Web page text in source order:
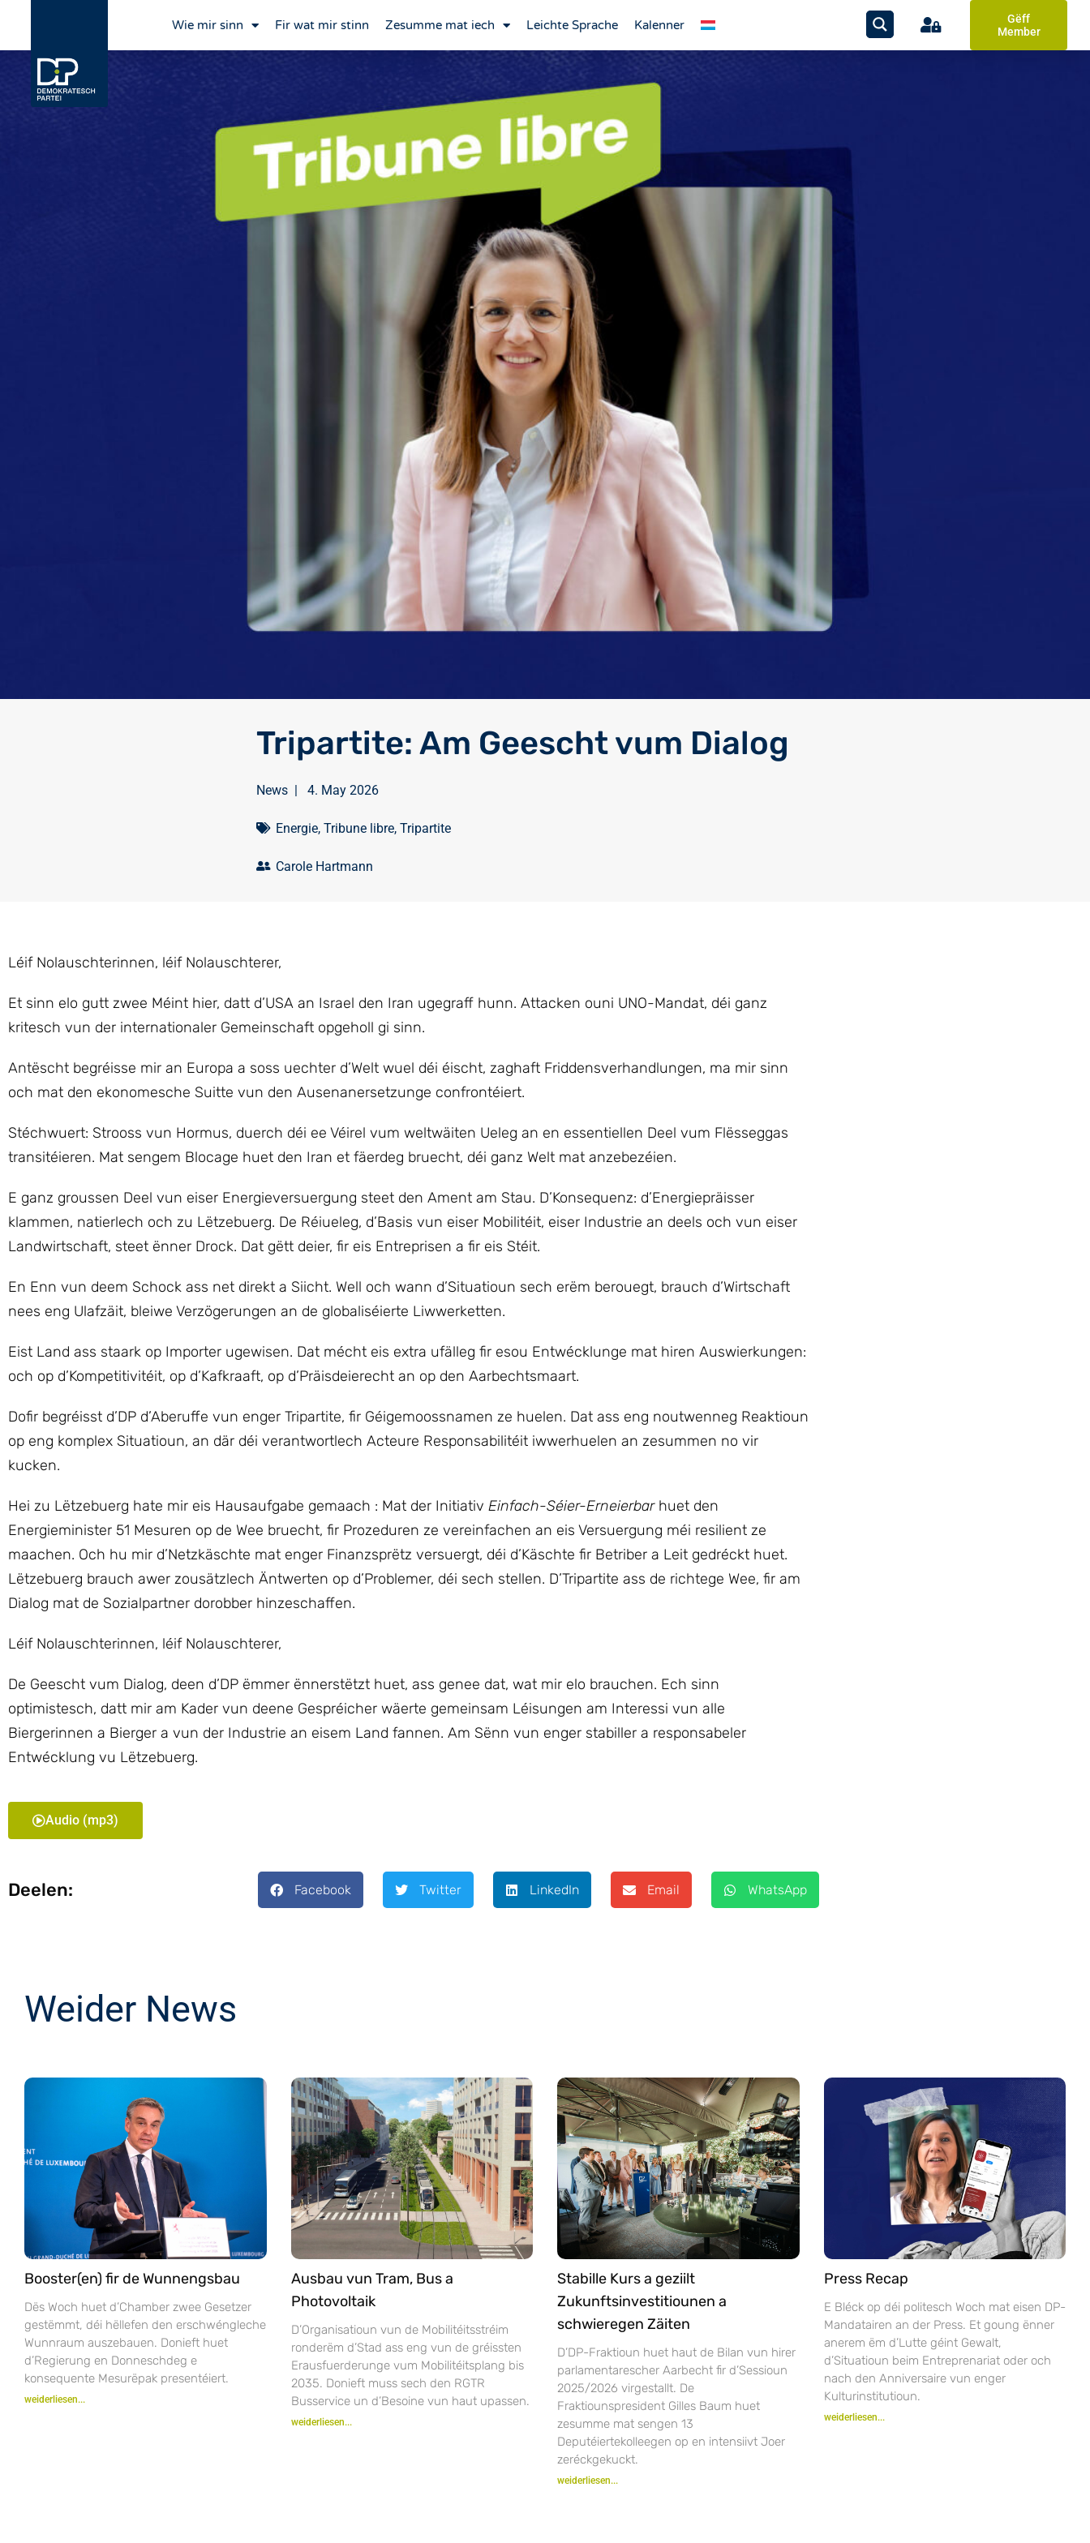
Wie mir sinn Fir wat mir stinn Zesumme mat iech Leichte Sprache Kalenner
Gëff
Member
Tripartite: Am Geescht vum Dialog
News| 4. May 2026
Energie, Tribune libre, Tripartite
Carole Hartmann
Léif Nolauschterinnen, léif Nolauschterer,
Et sinn elo gutt zwee Méint hier, datt d’USA an Israel den Iran ugegraff hunn. Attacken ouni UNO-Mandat, déi ganz
kritesch vun der internationaler Gemeinschaft opgeholl gi sinn.
Antëscht begréisse mir an Europa a soss uechter d’Welt wuel déi éischt, zaghaft Friddensverhandlungen, ma mir sinn
och mat den ekonomesche Suitte vun den Ausenanersetzunge confrontéiert.
Stéchwuert: Strooss vun Hormus, duerch déi ee Véirel vum weltwäiten Ueleg an en essentiellen Deel vum Flësseggas
transitéieren. Mat sengem Blocage huet den Iran et fäerdeg bruecht, déi ganz Welt mat anzebezéien.
E ganz groussen Deel vun eiser Energieversuergung steet den Ament am Stau. D’Konsequenz: d’Energiepräisser
klammen, natierlech och zu Lëtzebuerg. De Réiueleg, d’Basis vun eiser Mobilitéit, eiser Industrie an deels och vun eiser
Landwirtschaft, steet ënner Drock. Dat gëtt deier, fir eis Entreprisen a fir eis Stéit.
En Enn vun deem Schock ass net direkt a Siicht. Well och wann d’Situatioun sech erëm berouegt, brauch d’Wirtschaft
nees eng Ulafzäit, bleiwe Verzögerungen an de globaliséierte Liwwerketten.
Eist Land ass staark op Importer ugewisen. Dat mécht eis extra ufälleg fir esou Entwécklunge mat hiren Auswierkungen:
och op d’Kompetitivitéit, op d’Kafkraaft, op d’Präisdeierecht an op den Aarbechtsmaart.
Dofir begréisst d’DP d’Aberuffe vun enger Tripartite, fir Géigemoossnamen ze huelen. Dat ass eng noutwenneg Reaktioun
op eng komplex Situatioun, an där déi verantwortlech Acteure Responsabilitéit iwwerhuelen an zesummen no vir
kucken.
Hei zu Lëtzebuerg hate mir eis Hausaufgabe gemaach : Mat der Initiativ Einfach-Séier-Erneierbarhuet den
Energieminister 51 Mesuren op de Wee bruecht, fir Prozeduren ze vereinfachen an eis Versuergung méi resilient ze
maachen. Och hu mir d’Netzkäschte mat enger Finanzsprëtz versuergt, déi d’Käschte fir Betriber a Leit gedréckt huet.
Lëtzebuerg brauch awer zousätzlech Äntwerten op d’Problemer, déi sech stellen. D’Tripartite ass de richtege Wee, fir am
Dialog mat de Sozialpartner dorobber hinzeschaffen.
Léif Nolauschterinnen, léif Nolauschterer,
De Geescht vum Dialog, deen d’DP ëmmer ënnerstëtzt huet, ass genee dat, wat mir elo brauchen. Ech sinn
optimistesch, datt mir am Kader vun deene Gespréicher wäerte gemeinsam Léisungen am Interessi vun alle
Biergerinnen a Bierger a vun der Industrie an eisem Land fannen. Am Sënn vun enger stabiller a responsabeler
Entwécklung vu Lëtzebuerg.
Audio (mp3)
Deelen: Facebook Twitter LinkedIn Email WhatsApp
Weider News
Booster(en) fir de Wunnengsbau
Dës Woch huet d’Chamber zwee Gesetzer
gestëmmt, déi hëllefen den erschwéngleche
Wunnraum auszebauen. Donieft huet
d’Regierung en Donneschdeg e
konsequente Mesurëpak presentéiert.
weiderliesen...
Ausbau vun Tram, Bus a
Photovoltaik
D’Organisatioun vun de Mobilitéitsstréim
ronderëm d’Stad ass eng vun de gréissten
Erausfuerderunge vum Mobilitéitsplang bis
2035. Donieft muss sech den RGTR
Busservice un d’Besoine vun haut upassen.
weiderliesen...
Stabille Kurs a geziilt
Zukunftsinvestitiounen a
schwieregen Zäiten
D’DP-Fraktioun huet haut de Bilan vun hirer
parlamentarescher Aarbecht fir d’Sessioun
2025/2026 virgestallt. De
Fraktiounspresident Gilles Baum huet
zesumme mat sengen 13
Deputéiertekolleegen op en intensiivt Joer
zeréckgekuckt.
weiderliesen...
Press Recap
E Bléck op déi politesch Woch mat eisen DP-
Mandatairen an der Press. Et goung ënner
anerem ëm d’Lutte géint Gewalt,
d’Situatioun beim Entreprenariat oder och
nach den Anniversaire vun enger
Kulturinstitutioun.
weiderliesen...